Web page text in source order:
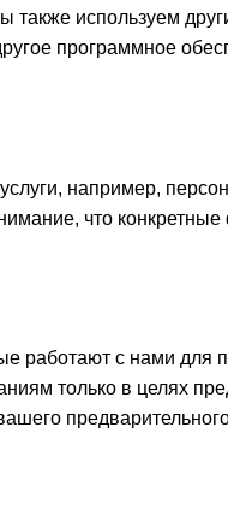
используем
программное
например,
что
с нами для
только в целях